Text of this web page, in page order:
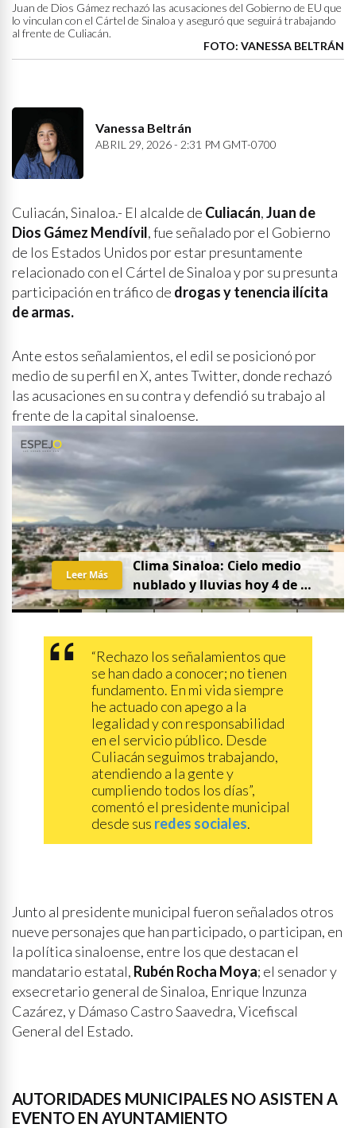
Juan de Dios Gámez rechazó las acusaciones del Gobierno de EU que
lo vinculan con el Cártel de Sinaloa y aseguró que seguirá trabajando
al frente de Culiacán.
FOTO: VANESSA BELTRÁN
Vanessa Beltrán
ABRIL 29, 2026 - 2:31 PM GMT-0700
Culiacán, Sinaloa.- El alcalde de Culiacán,Juan de
Dios Gámez Mendívil, fue señalado por el Gobierno
de los Estados Unidos por estar presuntamente
relacionado con el Cártel de Sinaloa y por su presunta
participación en tráfico de drogas y tenencia ilícita
de armas.
Ante estos señalamientos, el edil se posicionó por
medio de su perfil en X, antes Twitter, donde rechazó
las acusaciones en su contra y defendió su trabajo al
frente de la capital sinaloense.
Clima Sinaloa: Cielo medio
nubladoy lluvias hoy4de
agosto
Leer Más
“Rechazo los señalamientos que
se han dado a conocer; no tienen
fundamento. En mi vida siempre
he actuado con apego a la
legalidad y con responsabilidad
en el servicio público. Desde
Culiacán seguimos trabajando,
atendiendo a la gente y
cumpliendo todos los días”,
comentó el presidente municipal
desde sus redes sociales.
Junto al presidente municipal fueron señalados otros
nueve personajes que han participado, o participan, en
la política sinaloense, entre los que destacan el
mandatario estatal, Rubén Rocha Moya; el senador y
exsecretario general de Sinaloa, Enrique Inzunza
Cazárez, y Dámaso Castro Saavedra, Vicefiscal
General del Estado.
AUTORIDADES MUNICIPALES NO ASISTEN A
EVENTO EN AYUNTAMIENTO